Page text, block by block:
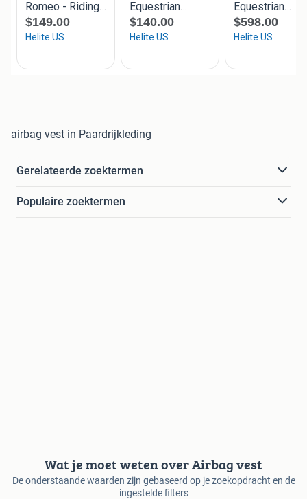
airbag vest in Paardrijkleding
Gerelateerde zoektermen
Populaire zoektermen
Wat je moet weten over Airbag vest
De onderstaande waarden zijn gebaseerd op je zoekopdracht en de
ingestelde filters